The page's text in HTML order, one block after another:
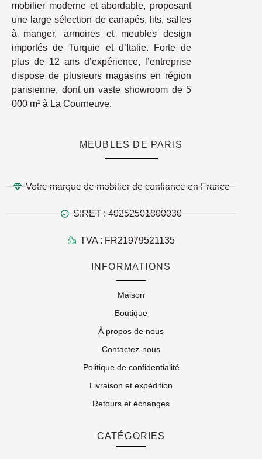
mobilier moderne et abordable, proposant
une large sélection de canapés, lits, salles
à manger, armoires et meubles design
importés de Turquie et d’Italie. Forte de
plus de 12 ans d’expérience, l’entreprise
dispose de plusieurs magasins en région
parisienne, dont un vaste showroom de 5
000 m² à La Courneuve.
MEUBLES DE PARIS
Votre marque de mobilier de confiance en France
SIRET : 40252501800030
TVA : FR21979521135
INFORMATIONS
Maison
Boutique
À propos de nous
Contactez-nous
Politique de confidentialité
Livraison et expédition
Retours et échanges
CATÉGORIES